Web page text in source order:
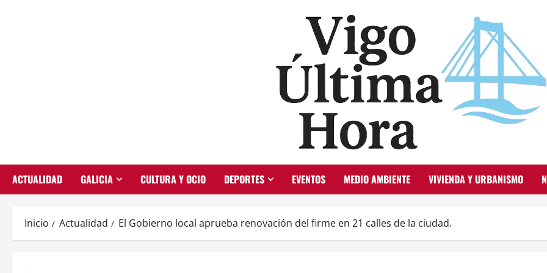
ACTUALIDAD GALICIA CULTURA Y OCIO DEPORTES EVENTOS MEDIO AMBIENTE VIVIENDA Y URBANISMO
Inicio Actualidad El Gobierno local aprueba renovación del firme en 21 calles de la ciudad.